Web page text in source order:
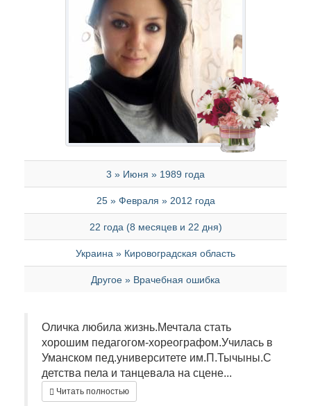
3 » Июня » 1989 года
25 » Февраля » 2012 года
22 года (8 месяцев и 22 дня)
Украина » Кировоградская область
Другое » Врачебная ошибка
Оличка любила жизнь.Мечтала стать
хорошим педагогом-хореографом.Училась в
Уманском пед.университете им.П.Тычыны.С
детства пела и танцевала на сцене...
Читать полностью